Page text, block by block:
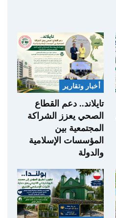
أخبار وتقارير
تايلاند.. دعم القطاع
الصحي يعزز الشراكة
المجتمعية بين
المؤسسات الإسلامية
والدولة